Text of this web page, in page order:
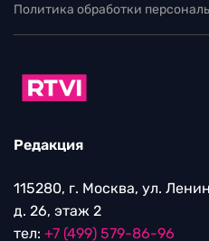
Политика обработки
Редакция
115280, г. Москва, ул.
д. 26, этаж 2
тел: +7 (499) 579-86-96